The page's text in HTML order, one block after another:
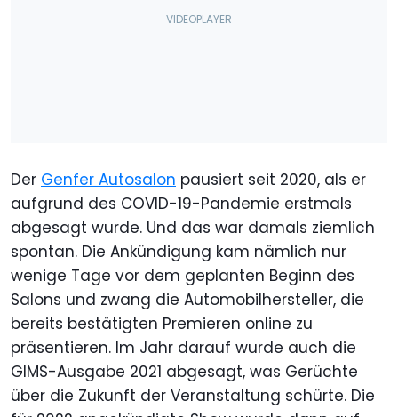
Der Genfer Autosalon pausiert seit 2020, als er
aufgrund des COVID-19-Pandemie erstmals
abgesagt wurde. Und das war damals ziemlich
spontan. Die Ankündigung kam nämlich nur
wenige Tage vor dem geplanten Beginn des
Salons und zwang die Automobilhersteller, die
bereits bestätigten Premieren online zu
präsentieren. Im Jahr darauf wurde auch die
GIMS-Ausgabe 2021 abgesagt, was Gerüchte
über die Zukunft der Veranstaltung schürte. Die